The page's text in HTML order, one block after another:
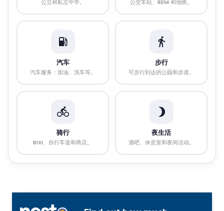
公立和私立中学。 公交车站、REM 和地铁。
汽车
汽车服务：加油、洗车等。
步行
可步行到达的公园和步道。
骑行
BIXI、自行车道和商店。
夜生活
酒吧、休息室和夜间活动。